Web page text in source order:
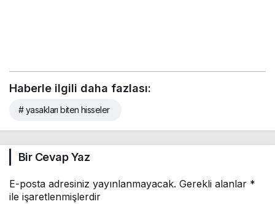
Haberle ilgili daha fazlası:
# yasakları biten hisseler
Bir Cevap Yaz
E-posta adresiniz yayınlanmayacak. Gerekli alanlar *
ile işaretlenmişlerdir